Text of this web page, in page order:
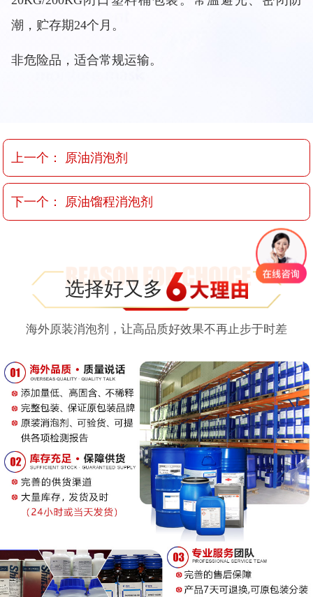
潮，贮存期24个月。
非危险品，适合常规运输。
上一个： 原油消泡剂
下一个： 原油馏程消泡剂
选择好又多
海外原装消泡剂，让高品质好效果不再止步于时差